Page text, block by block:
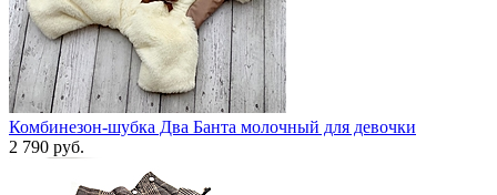
Комбинезон-шубка Два Банта молочный для девочки
2 790 руб.